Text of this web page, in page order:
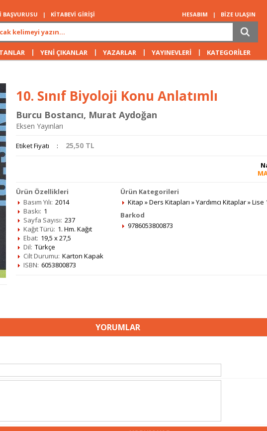
BAŞVURUSU | KİTABEVİ GİRİŞİ HESABIM | BİZE ULAŞIN
| YENİ ÇIKANLAR | YAZARLAR | YAYINEVLERİ | KATEGORİLER
10. Sınıf Biyoloji Konu Anlatımlı
Burcu Bostancı, Murat Aydoğan
Eksen Yayınları
Etiket Fiyatı : 25,50 TL
Ürün Özellikleri
Basım Yılı: 2014
Baskı: 1
Sayfa Sayısı: 237
Kağıt Türü: 1. Hm. Kağıt
Ebat: 19,5 x 27,5
Dil: Türkçe
Cilt Durumu: Karton Kapak
ISBN: 6053800873
Ürün Kategorileri
Kitap »Ders Kitapları »Yardımcı Kitaplar»Lise
Barkod
9786053800873
YORUMLAR